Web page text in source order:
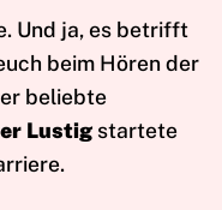
Und ja, es betrifft
beim Hören der
beliebte
Lustig startete